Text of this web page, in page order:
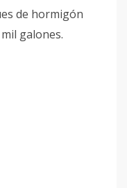
de hormigón
galones.